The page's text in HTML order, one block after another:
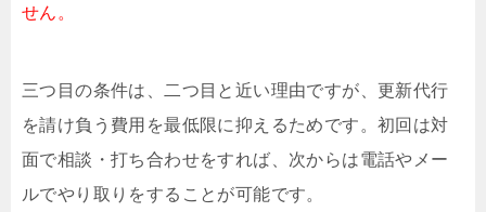
せん。
三つ目の条件は、二つ目と近い理由ですが、更新代行
を請け負う費用を最低限に抑えるためです。初回は対
面で相談・打ち合わせをすれば、次からは電話やメー
ルでやり取りをすることが可能です。